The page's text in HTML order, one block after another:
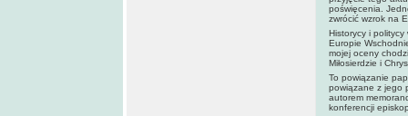
poświęcenia.
zwrócić wzrok na
Historycy i politycy
Europie
mojej oceny
Miłosierdzie i
To powiązanie
powiązane z jego
autorem
konferencji